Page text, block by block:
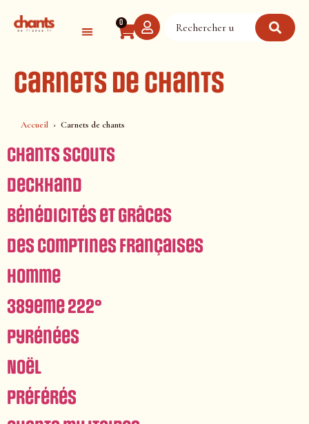
0
Carnets de chants
Accueil Carnets de chants
Chants scouts
Deckhand
Bénédicités et grâces
Des Comptines françaises
Homme
389eme 222°
Pyrénées
Noël
Préférés